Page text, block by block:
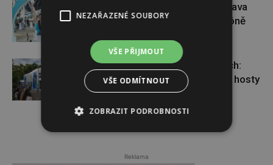
Dopřejte si na Colours of Ostrava
pauzu plnou zážitků v IQOS zóně
Nová tvář talk show ve Varech:
Dominik Vršanský přivítal známé hosty
Reklama
NEZAŘAZENÉ SOUBORY
VŠE PŘIJMOUT
VŠE ODMÍTNOUT
ZOBRAZIT PODROBNOSTI